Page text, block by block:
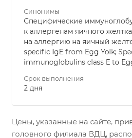
Синонимы
Специфические
к аллергенам яичного
на аллергию на яичный
specific IgE from Egg Yolk;
immunoglobulins class E to
Срок выполнения
2 дня
Цены, указанные на сайте,
головного филиала ВДЦ,